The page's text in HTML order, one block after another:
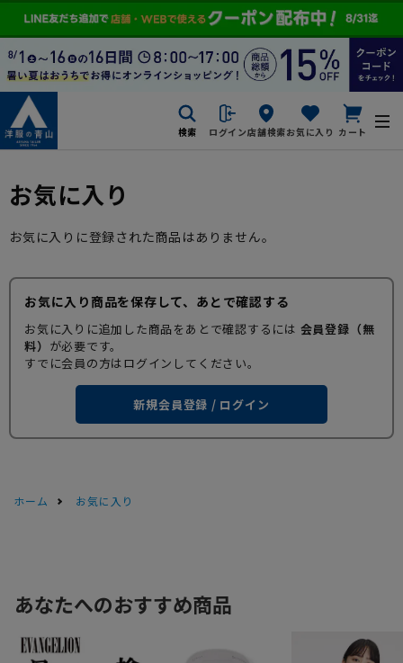
検索 ログイン店舗検索お気に入り カート
お気に入り
お気に入りに登録された商品はありません。
お気に入り商品を保存して、あとで確認する
お気に入りに追加した商品をあとで確認するには 会員登録（無
料） が必要です。
すでに会員の方はログインしてください。
新規会員登録 / ログイン
ホーム お気に入り